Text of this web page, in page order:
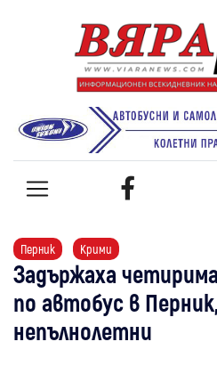
Перник Крими
Задържаха
по автобус в
непълнолетни